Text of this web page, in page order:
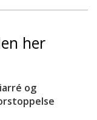
her
og